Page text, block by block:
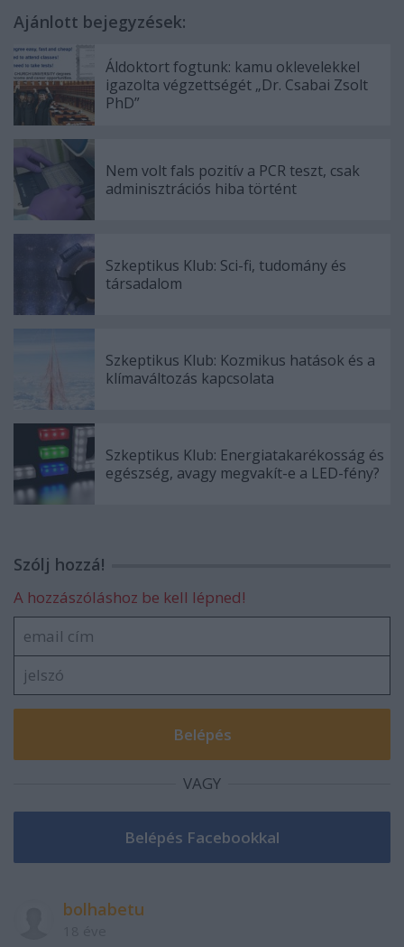
Ajánlott bejegyzések:
Áldoktort fogtunk: kamu oklevelekkel
igazolta végzettségét „Dr. Csabai Zsolt
PhD”
Nem volt fals pozitív a PCR teszt, csak
adminisztrációs hiba történt
Szkeptikus Klub: Sci-fi, tudomány és
társadalom
Szkeptikus Klub: Kozmikus hatások és a
klímaváltozás kapcsolata
Szkeptikus Klub: Energiatakarékosság és
egészség, avagy megvakít-e a LED-fény?
Szólj hozzá!
A hozzászóláshoz be kell lépned!
VAGY
bolhabetu